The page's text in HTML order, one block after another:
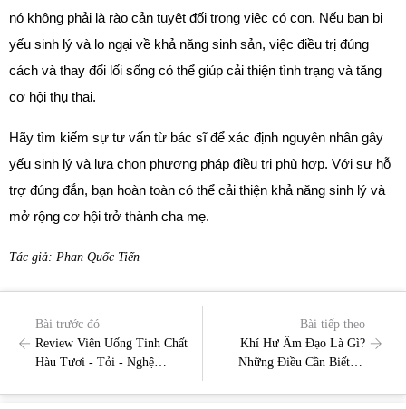
nó không phải là rào cản tuyệt đối trong việc có con. Nếu bạn bị
yếu sinh lý và lo ngại về khả năng sinh sản, việc điều trị đúng
cách và thay đổi lối sống có thể giúp cải thiện tình trạng và tăng
cơ hội thụ thai.
Hãy tìm kiếm sự tư vấn từ bác sĩ để xác định nguyên nhân gây
yếu sinh lý và lựa chọn phương pháp điều trị phù hợp. Với sự hỗ
trợ đúng đắn, bạn hoàn toàn có thể cải thiện khả năng sinh lý và
mở rộng cơ hội trở thành cha mẹ.
Tác giả: Phan Quốc Tiến
Bài trước đó
Review Viên Uống Tinh Chất
Hàu Tươi - Tỏi - Nghệ
Bài tiếp theo
Khí Hư Âm Đạo Là Gì?
Những Điều Cần Biết và